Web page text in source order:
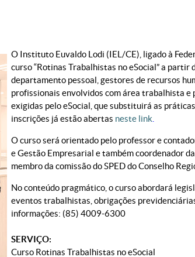
O Instituto Euvaldo Lodi (IEL/CE), ligado à
curso “Rotinas Trabalhistas no eSocial” a
departamento pessoal, gestores de recursos
profissionais envolvidos com área trabalhista
exigidas pelo eSocial, que substituirá as
inscrições já estão abertas neste link
O curso será orientado pelo professor e
e Gestão Empresarial e também coordenador
membro da comissão do SPED do Conselho
No conteúdo pragmático, o curso abordará
eventos trabalhistas, obrigações
informações: (85) 4009-6300
SERVIÇO:
Curso Rotinas Trabalhistas no eSocial